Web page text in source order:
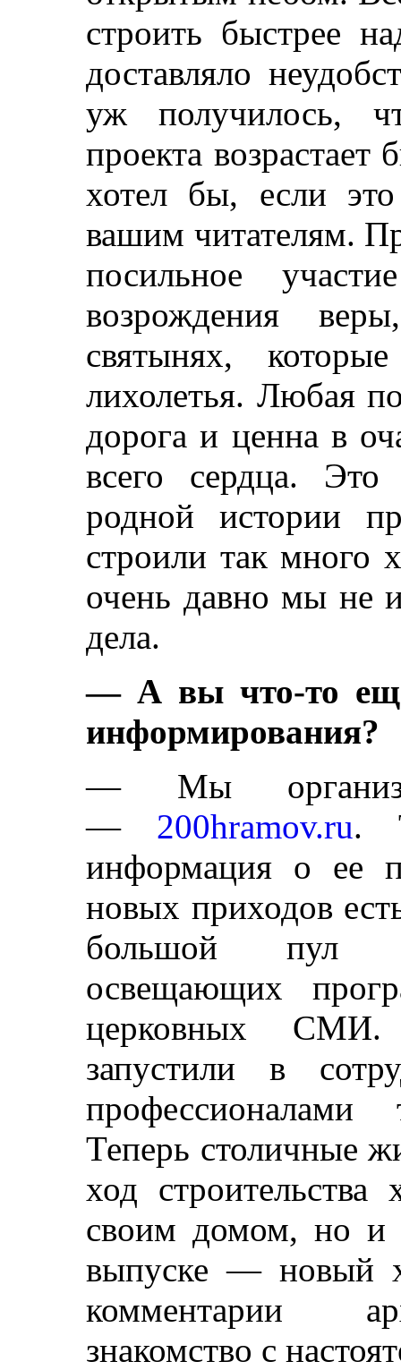
строить быстрее
доставляло
уж получилось,
проекта
хотел бы, если
вашим читателям.
посильное
возрождения
святынях,
лихолетья. Любая
дорога и ценна в
всего сердца. Это
родной истории
строили так много
очень давно мы не
дела.
— А вы что-то
информирования?
— Мы
— 200hramov.ru.
информация о ее
новых приходов
большой пул
освещающих
церковных СМИ.
запустили в
Теперь столичные
ход
своим домом, но и
выпуске — новый
комментарии
знакомство с